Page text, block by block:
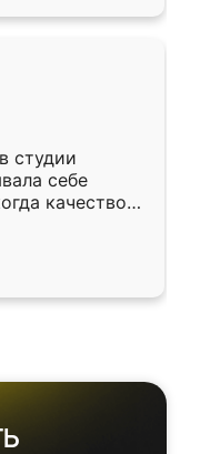
студии
себе
качеством
уже почти